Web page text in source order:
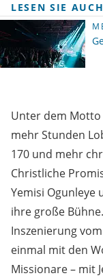
LESEN SIE
Unter dem Motto
mehr Stunden
170 und mehr
Christliche
Yemisi Ogunleye
ihre große
Inszenierung
einmal mit den
Missionare – mit